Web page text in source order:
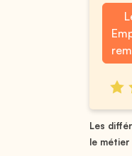
Les
le métier